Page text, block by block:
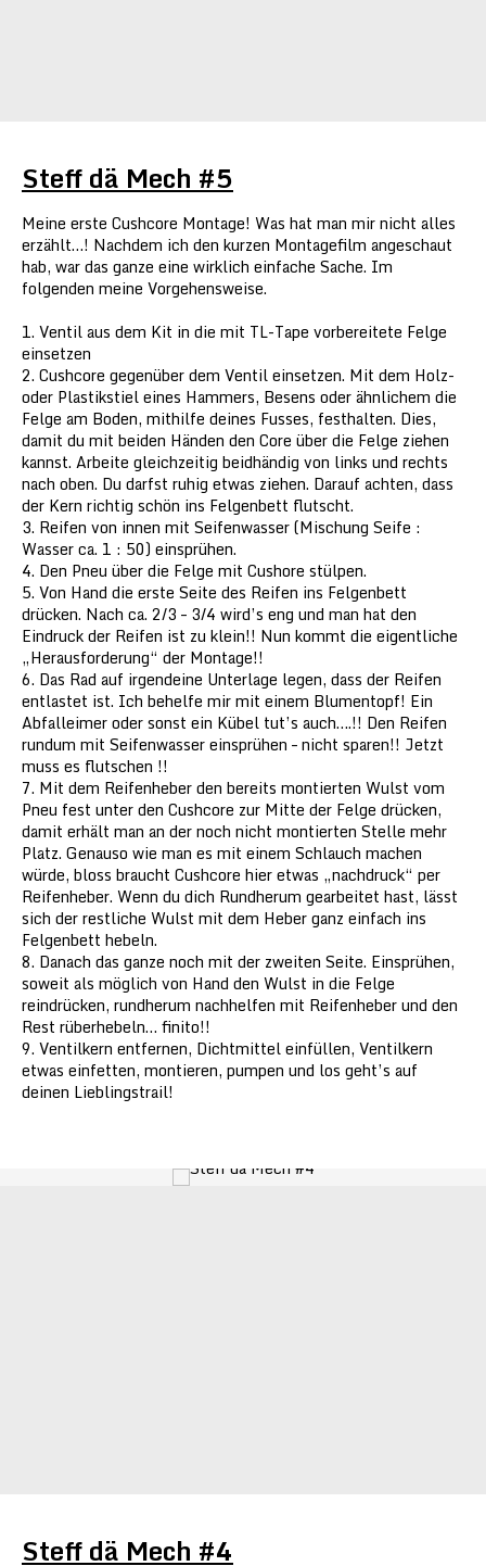
Steff dä Mech #5
Meine erste Cushcore Montage! Was hat man mir nicht alles
erzählt…! Nachdem ich den kurzen Montagefilm angeschaut
hab, war das ganze eine wirklich einfache Sache. Im
folgenden meine Vorgehensweise.
1. Ventil aus dem Kit in die mit TL-Tape vorbereitete Felge
einsetzen
2. Cushcore gegenüber dem Ventil einsetzen. Mit dem Holz-
oder Plastikstiel eines Hammers, Besens oder ähnlichem die
Felge am Boden, mithilfe deines Fusses, festhalten. Dies,
damit du mit beiden Händen den Core über die Felge ziehen
kannst. Arbeite gleichzeitig beidhändig von links und rechts
nach oben. Du darfst ruhig etwas ziehen. Darauf achten, dass
der Kern richtig schön ins Felgenbett flutscht.
3. Reifen von innen mit Seifenwasser (Mischung Seife :
Wasser ca. 1 : 50) einsprühen.
4. Den Pneu über die Felge mit Cushore stülpen.
5. Von Hand die erste Seite des Reifen ins Felgenbett
drücken. Nach ca. 2/3 – 3/4 wird’s eng und man hat den
Eindruck der Reifen ist zu klein!! Nun kommt die eigentliche
„Herausforderung“ der Montage!!
6. Das Rad auf irgendeine Unterlage legen, dass der Reifen
entlastet ist. Ich behelfe mir mit einem Blumentopf! Ein
Abfalleimer oder sonst ein Kübel tut’s auch….!! Den Reifen
rundum mit Seifenwasser einsprühen – nicht sparen!! Jetzt
muss es flutschen !!
7. Mit dem Reifenheber den bereits montierten Wulst vom
Pneu fest unter den Cushcore zur Mitte der Felge drücken,
damit erhält man an der noch nicht montierten Stelle mehr
Platz. Genauso wie man es mit einem Schlauch machen
würde, bloss braucht Cushcore hier etwas „nachdruck“ per
Reifenheber. Wenn du dich Rundherum gearbeitet hast, lässt
sich der restliche Wulst mit dem Heber ganz einfach ins
Felgenbett hebeln.
8. Danach das ganze noch mit der zweiten Seite. Einsprühen,
soweit als möglich von Hand den Wulst in die Felge
reindrücken, rundherum nachhelfen mit Reifenheber und den
Rest rüberhebeln… finito!!
9. Ventilkern entfernen, Dichtmittel einfüllen, Ventilkern
etwas einfetten, montieren, pumpen und los geht’s auf
deinen Lieblingstrail!
Steff dä Mech #4